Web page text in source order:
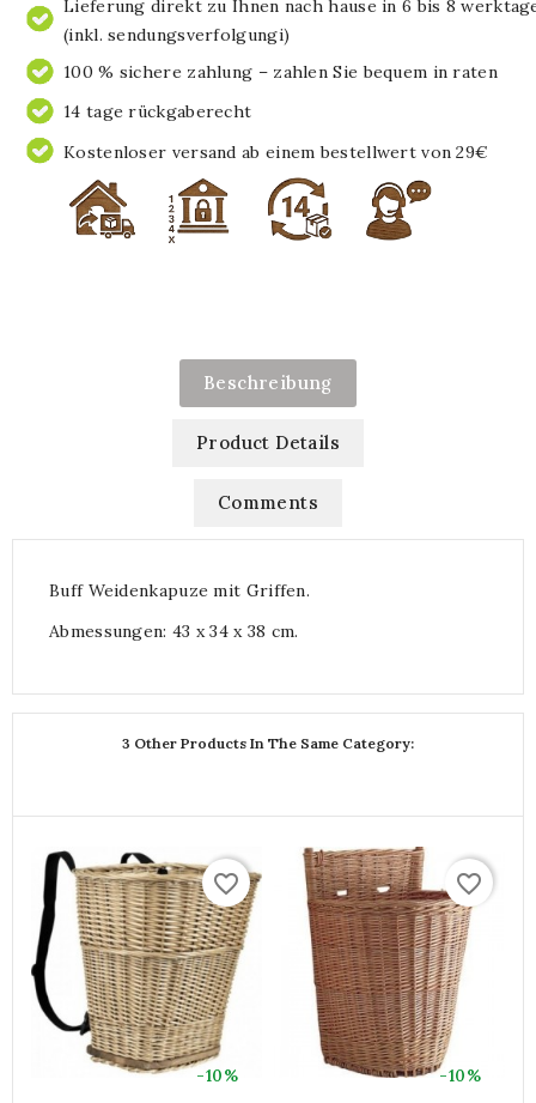
Lieferung direkt zu Ihnen nach hause in 6 bis 8
(inkl. sendungsverfolgungi)
100 % sichere zahlung – zahlen Sie bequem in raten
14 tage rückgaberecht
Kostenloser versand ab einem bestellwert von 29€
Beschreibung
Product Details
Comments
Buff Weidenkapuze mit Griffen.
Abmessungen: 43 x 34 x 38 cm.
3 Other Products In The Same Category:
-10%
favorite_border
-10%
favorite_border